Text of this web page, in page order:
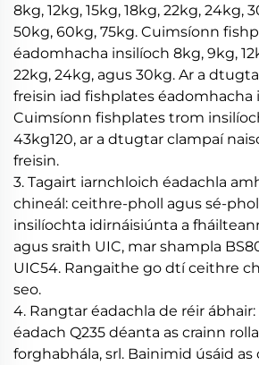
8kg, 12kg, 15kg, 18kg, 22kg, 24kg,
50kg, 60kg, 75kg. Cuimsíonn
éadomhacha insilíoch 8kg, 9kg,
22kg, 24kg, agus 30kg. Ar a
freisin iad fishplates éadomhacha
Cuimsíonn fishplates trom
43kg120, ar a dtugtar clampaí
freisin.
3. Tagairt iarnchloich éadachla
chineál: ceithre-pholl agus sé-
insilíochta idirnáisiúnta a
agus sraith UIC, mar shampla
UIC54. Rangaithe go dtí ceithre
seo.
4. Rangtar éadachla de réir
éadach Q235 déanta as crainn
forghabhála, srl. Bainimid úsáid